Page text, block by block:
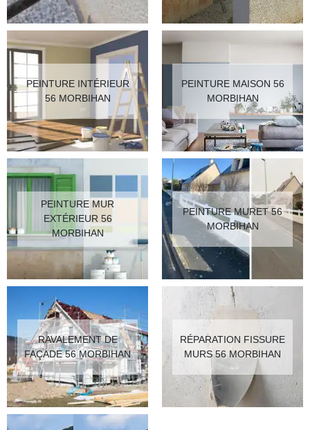
PEINTURE INTÉRIEUR
56 MORBIHAN
PEINTURE MAISON 56
MORBIHAN
PEINTURE MUR
EXTÉRIEUR 56
MORBIHAN
PEINTURE MURET 56
MORBIHAN
RAVALEMENT DE
FAÇADE 56 MORBIHAN
RÉPARATION FISSURE
MURS 56 MORBIHAN